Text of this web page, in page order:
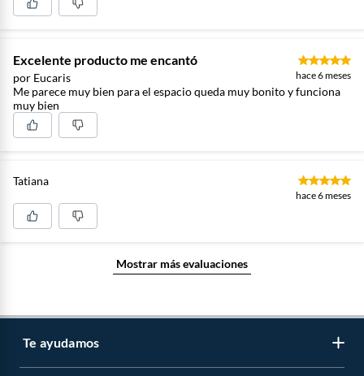
Excelente producto me encantó
por Eucaris hace 6 meses
Me parece muy bien para el espacio queda muy bonito y funciona
muy bien
Tatiana
hace 6 meses
Mostrar más evaluaciones
Te ayudamos